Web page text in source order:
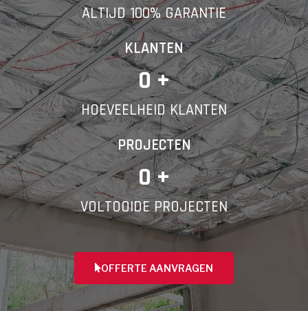
Telefoonnummer
Vorige
ALTIJD 100% GARANTIE
KLANTEN
0 +
HOEVEELHEID KLANTEN
PROJECTEN
0 +
VOLTOOIDE PROJECTEN
OFFERTE AANVRAGEN